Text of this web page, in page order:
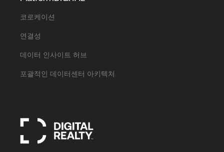
코로케이션
연결성
데이터 인사이트 허브
포괄적인 데이터센터 아키텍처